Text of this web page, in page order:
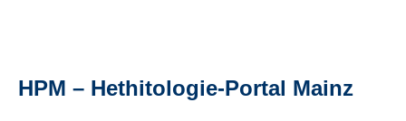
HPM – Hethitologie-Portal Mainz